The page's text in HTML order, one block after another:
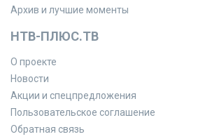
Архив и лучшие моменты
НТВ-ПЛЮС.ТВ
О проекте
Новости
Акции и спецпредложения
Пользовательское соглашение
Обратная связь